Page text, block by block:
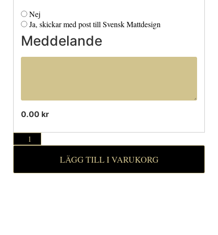
Nej
Ja, skickar med post till Svensk Mattdesign
Meddelande
0.00 kr
LÄGG TILL I VARUKORG